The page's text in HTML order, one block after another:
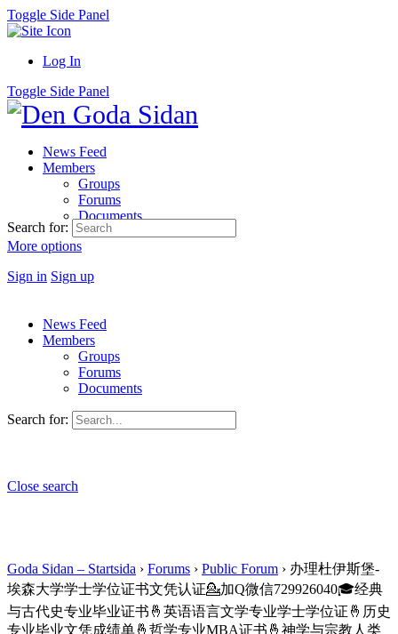
Toggle Side Panel
Log In
Toggle Side Panel
News Feed
Members
Groups
Forums
Documents
More options
Sign in Sign up
Search for:
News Feed
Members
Groups
Forums
Documents
Search for:
Close search
Goda Sidan – Startsida › Forums › Public Forum › 办理杜伊斯堡-
埃森大学学士学位证书文凭认证💁加Q微信729926040🎓经典
与古代史专业毕业证书🤞英语语言文学专业学士学位证🤞历史
专业毕业文凭成绩单🤞哲学专业MBA证书🤞神学与宗教人类